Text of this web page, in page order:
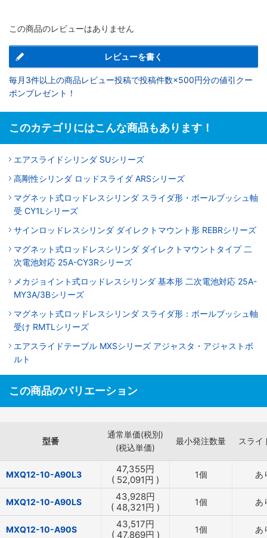
この商品のレビューはありません
レビューを書く
毎月3件以上の商品レビュー投稿で投稿件数×500円分の値引クー
ポンプレゼント！
このカテゴリにはこんな商品もあります！
エアスライドシリンダ SUシリーズ
高剛性シリンダ ロッドスライダ ARSシリーズ
マグネット式ロッドレスシリンダ スライダ形・ボールブッシュ軸
受 CY1Lシリーズ
サインロッドレスシリンダ ダイレクトマウント形 REBRシリーズ
マグネット式ロッドレスシリンダ ダイレクトマウントタイプ 二
次電池対応 25A-CY3Rシリーズ
メカジョイント式ロッドレスシリンダ 基本形 二次電池対応 25A-
MY3A/3Bシリーズ
マグネット式ロッドレスシリンダ スライダ形：ボールブッシュ軸
受け RMTLシリーズ
エアスライドテーブル MXSシリーズ アジャスタ・アジャストボ
ルト
この商品のバリエーション
型番
通常単価(税別)
(税込単価)
最小発注数量 スライ
MXQ12-10-A90L3 47,355円
( 52,091円 ) 1個 あ
MXQ12-10-A90LS 43,928円
( 48,321円 ) 1個 あ
MXQ12-10-A90S 43,517円
( 47,869円 ) 1個 あ